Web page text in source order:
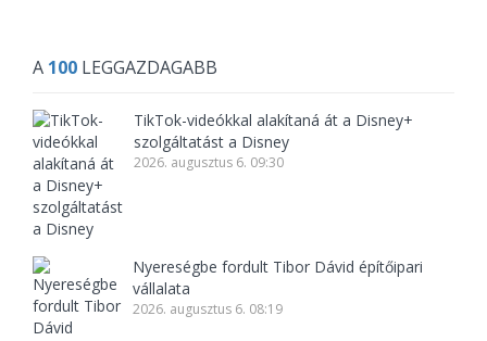
A 100 LEGGAZDAGABB
TikTok-videókkal alakítaná át a Disney+
szolgáltatást a Disney
2026. augusztus 6. 09:30
Nyereségbe fordult Tibor Dávid építőipari
vállalata
2026. augusztus 6. 08:19